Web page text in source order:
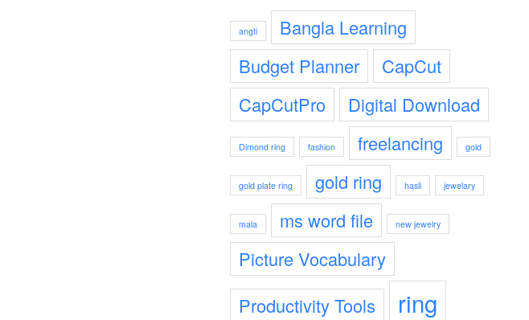
angti
Bangla Learning
Budget Planner
CapCut
CapCutPro
Digital Download
Dimond ring fashion freelancing gold
gold plate ring gold ring hasli jewelary
mala ms word file new jewelry
Picture Vocabulary
Productivity Tools
ring